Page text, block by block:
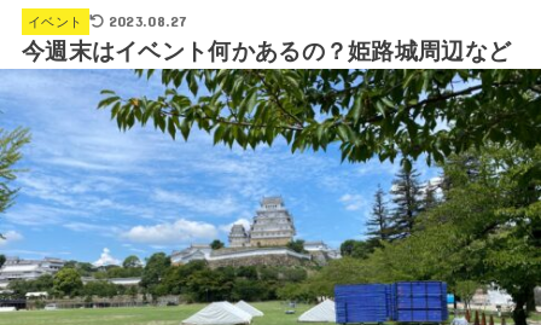
イベント 2023.08.27
今週末はイベント何かあるの？姫路城周辺など